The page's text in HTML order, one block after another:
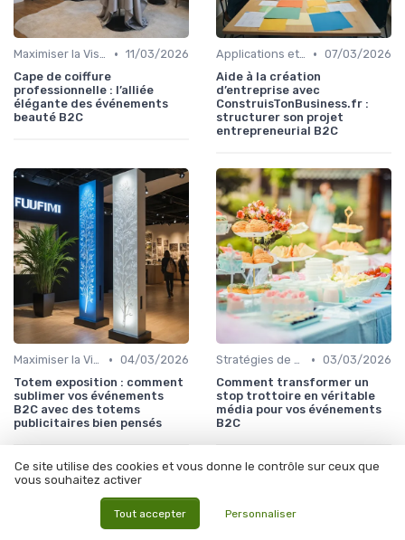
Maximiser la Visibilité de Votre Stand • 11/03/2026
Cape de coiffure
professionnelle : l’alliée
élégante des événements
beauté B2C
Applications et Ressources Utiles • 07/03/2026
Aide à la création
d’entreprise avec
ConstruisTonBusiness.fr :
structurer son projet
entrepreneurial B2C
Maximiser la Visibilité de Votre Stand • 04/03/2026
Totem exposition : comment
sublimer vos événements
B2C avec des totems
publicitaires bien pensés
Stratégies de Marketing et Promotion B2C • 03/03/2026
Comment transformer un
stop trottoire en véritable
média pour vos événements
B2C
Les articles par date
Ce site utilise des cookies et vous donne le contrôle sur ceux que
vous souhaitez activer
Tout accepter Personnaliser